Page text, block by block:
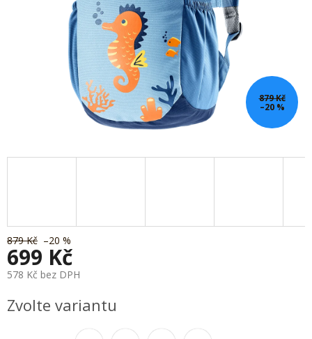
879 Kč
–20 %
879 Kč –20 %
699 Kč
578 Kč bez DPH
cena:
Zvolte variantu